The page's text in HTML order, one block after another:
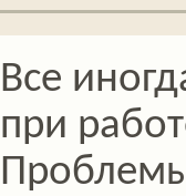
Все
при